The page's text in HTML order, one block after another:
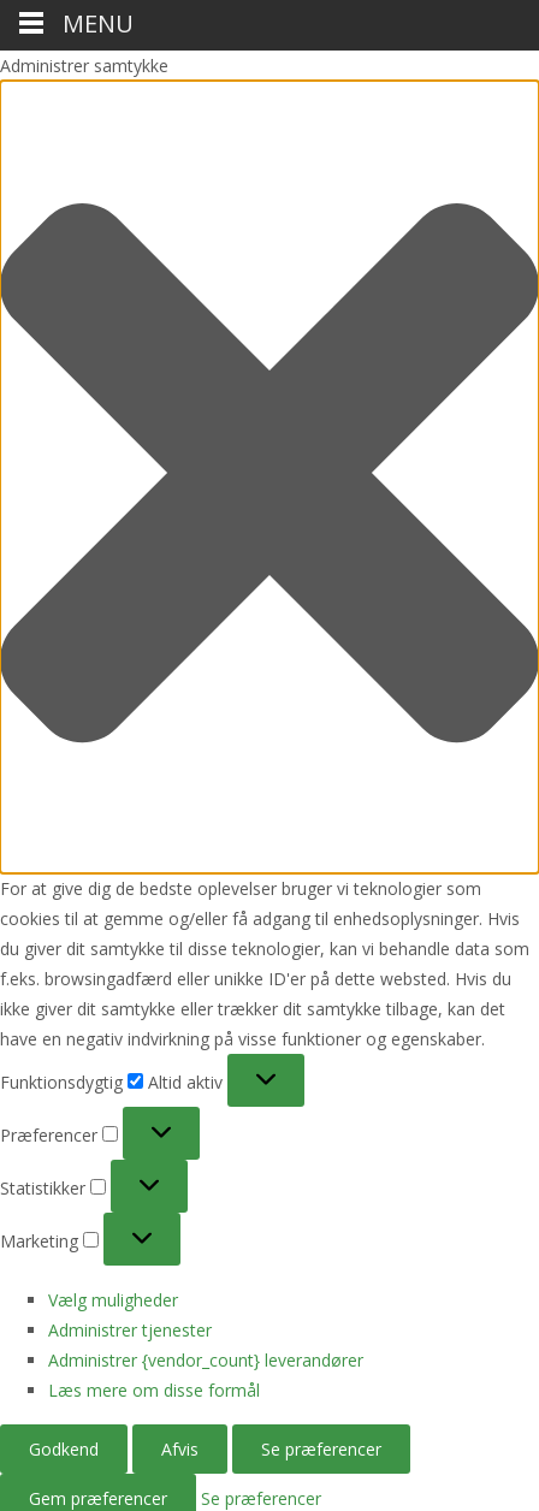
Administrer samtykke
For at give dig de bedste oplevelser bruger vi teknologier som
cookies til at gemme og/eller få adgang til enhedsoplysninger. Hvis
du giver dit samtykke til disse teknologier, kan vi behandle data som
f.eks. browsingadfærd eller unikke ID'er på dette websted. Hvis du
ikke giver dit samtykke eller trækker dit samtykke tilbage, kan det
have en negativ indvirkning på visse funktioner og egenskaber.
Funktionsdygtig
Altid aktiv
Præferencer
Statistikker
Marketing
Vælg muligheder
Administrer tjenester
Administrer {vendor_count} leverandører
Læs mere om disse formål
Godkend Afvis Se præferencer
Gem præferencer Se præferencer
MENU